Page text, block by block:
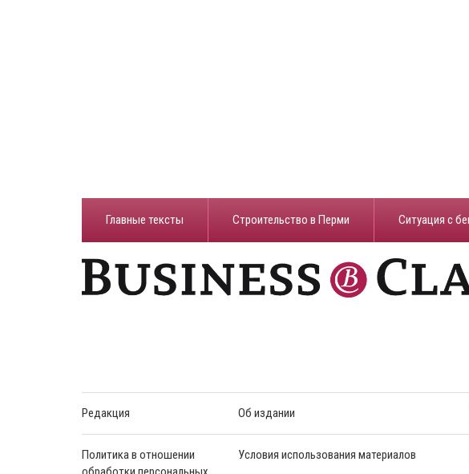
Главные тексты Строительство в Перми ​Ситуация с
Редакция Об издании
Политика в отношении
Условия использования материалов